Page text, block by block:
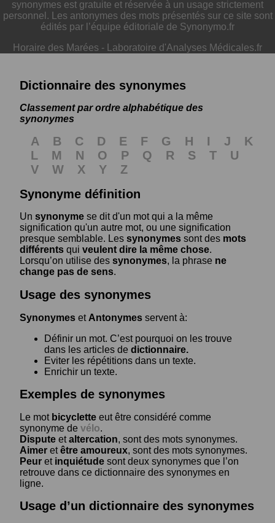
synonymes est gratuite et réservée à un usage strictement
personnel. Les antonymes des mots présentés sur ce site sont
édités par l’équipe éditoriale de Synonymo.fr
Horaire des Marées - Laboratoire d'Analyses Médicales.fr
Dictionnaire des synonymes
Classement par ordre alphabétique des
synonymes
A B C D E F G H I J
K
L
M N O P Q R S T
U
V
W X Y
Z
Synonyme définition
Un synonyme se dit d'un mot qui a la même
signification qu'un autre mot, ou une signification
presque semblable. Les synonymes sont des mots
différents qui veulent dire la même chose.
Lorsqu’on utilise des synonymes, la phrase ne
change pas de sens.
Usage des synonymes
Synonymes et Antonymes servent à:
Définir un mot. C’est pourquoi on les trouve
dans les articles de dictionnaire.
Eviter les répétitions dans un texte.
Enrichir un texte.
Exemples de synonymes
Le mot bicyclette eut être considéré comme
synonyme de vélo.
Dispute etaltercation, sont des mots synonymes.
Aimer etêtre amoureux, sont des mots synonymes.
Peur et inquiétude sont deux synonymes que l’on
retrouve dans ce dictionnaire des synonymes en
ligne.
Usage d’un dictionnaire des synonymes